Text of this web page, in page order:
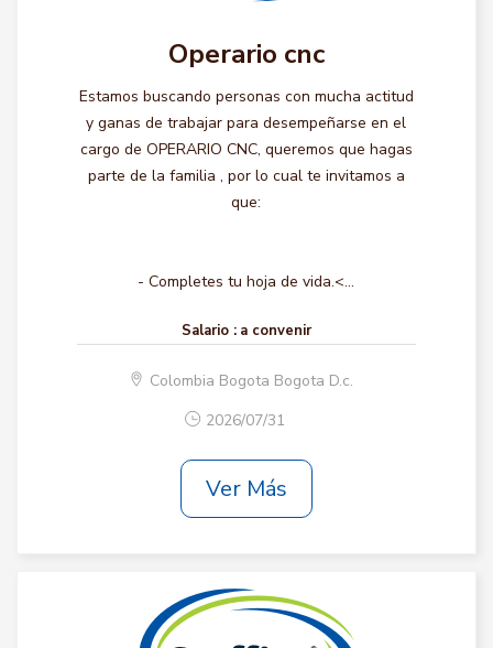
Operario cnc
Estamos buscando personas con mucha actitud
y ganas de trabajar para desempeñarse en el
cargo de OPERARIO CNC, queremos que hagas
parte de la familia , por lo cual te invitamos a
que:
- Completes tu hoja de vida.<...
Salario : a convenir
Colombia Bogota Bogota D.c.
2026/07/31
Ver Más